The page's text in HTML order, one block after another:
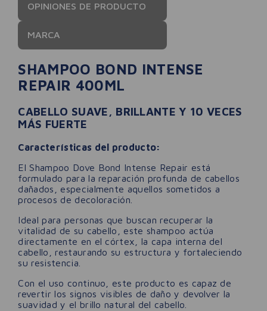
OPINIONES DE PRODUCTO
MARCA
SHAMPOO BOND INTENSE
REPAIR 400ML
CABELLO SUAVE, BRILLANTE Y 10 VECES
MÁS FUERTE
Características del producto:
El Shampoo Dove Bond Intense Repair está
formulado para la reparación profunda de cabellos
dañados, especialmente aquellos sometidos a
procesos de decoloración.
Ideal para personas que buscan recuperar la
vitalidad de su cabello, este shampoo actúa
directamente en el córtex, la capa interna del
cabello, restaurando su estructura y fortaleciendo
su resistencia.
Con el uso continuo, este producto es capaz de
revertir los signos visibles de daño y devolver la
suavidad y el brillo natural del cabello.